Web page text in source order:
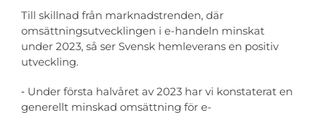
Till skillnad från marknadstrenden, där
omsättningsutvecklingen i e-handeln minskat
under 2023, så ser Svensk hemleverans en positiv
utveckling.
‑ Under första halvåret av 2023 har vi konstaterat en
generellt minskad omsättning för e-